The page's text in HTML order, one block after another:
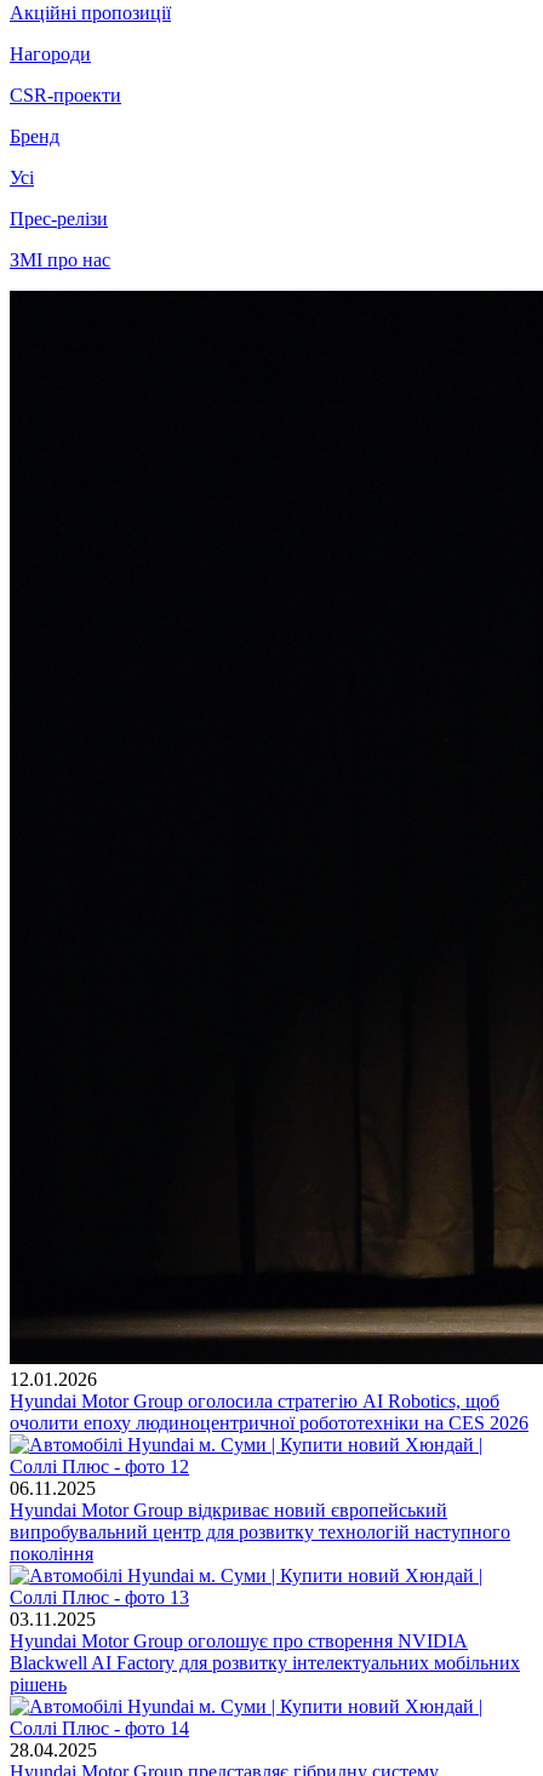
Акційні пропозиції
Нагороди
CSR-проекти
Бренд
Усі
Прес-релізи
ЗМІ про нас
12.01.2026
Hyundai Motor Group оголосила стратегію AI Robotics, щоб
очолити епоху людиноцентричної робототехніки на CES 2026
06.11.2025
Hyundai Motor Group відкриває новий європейський
випробувальний центр для розвитку технологій наступного
покоління
03.11.2025
Hyundai Motor Group оголошує про створення NVIDIA
Blackwell AI Factory для розвитку інтелектуальних мобільних
рішень
28.04.2025
Hyundai Motor Group представляє гібридну систему